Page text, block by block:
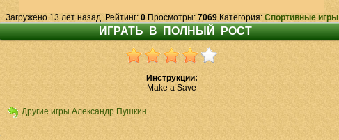
Загружено 13 лет назад. Рейтинг: 0Просмотры: 7069Категория: Спортивные игры
Инструкции:
Make a Save
Другие игры Александр Пушкин